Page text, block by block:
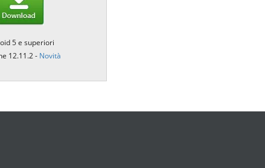
5 e superiori
12.11.2 - Novità